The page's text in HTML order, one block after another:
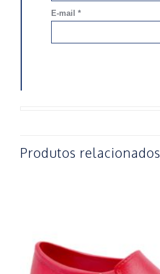
E-mail *
Produtos relacionados